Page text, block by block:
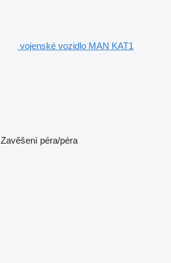
vojenské vozidlo MAN KAT1
Zavěšení péra/péra